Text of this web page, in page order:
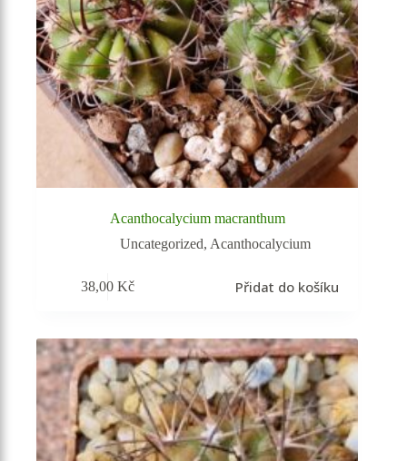
Acanthocalycium macranthum
Uncategorized, Acanthocalycium
38,00Kč Přidat do košíku